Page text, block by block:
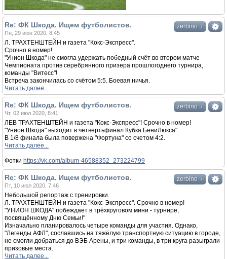
zerbino ↓
Re: ФК Шкода. Ищем футболистов.
Пн, 29 июн 2020, 8:45
Л. ТРАХТЕНШТЕЙН и газета "Кокс-Экспресс".
Срочно в номер!
"Унион Шкода" не смогла удержать победный счёт во втором матче
Чемпионата против серебрянного призера прошлогоднего турнира,
команды "Витесс"!
Встреча закончилась со счётом 5:5. Боевая ничья.
Читать далее...
zerbino ↓
Re: ФК Шкода. Ищем футболистов.
Чт, 02 июл 2020, 8:41
ЛЕВ ТРАХТЕНШТЕЙН и газета "Кокс-Экспресс"! Срочно в номер!
"Унион Шкода" выходит в четвертьфинал Кубка БениЛюкса".
В 1/8 финала была повержена "Фортуна" со счетом 4:2.
Читать далее...
Фотки https://vk.com/album-46588352_273224799
zerbino ↓
Re: ФК Шкода. Ищем футболистов.
Пт, 10 июл 2020, 7:46
Небольшой репортаж с тренировки.
Л. ТРАХТЕНШТЕЙН и газета "Кокс-Экспресс". Срочно в номер!
"УНИОН ШКОДА" побеждает в трёхкруговом мини - турнире,
посвящённому Дню Семьи!"
Изначально планировалось четыре команды для участия. Однако,
"Легенды АФЛ", сославшись на тяжёлую транспортную ситуацию в городе,
не смогли добраться до ВЭБ Арены, и три команды, в три круга разыграли
призовые места.
Читать далее...